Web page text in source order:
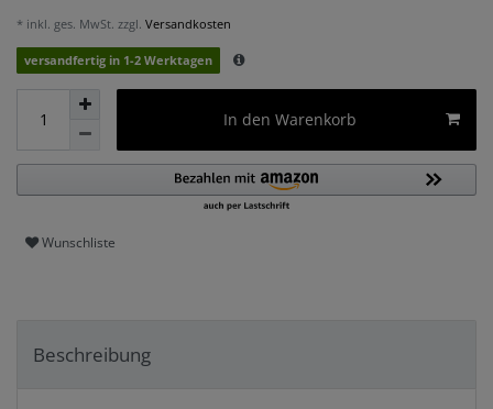
* inkl. ges. MwSt. zzgl. Versandkosten
versandfertig in 1-2 Werktagen
In den Warenkorb
Wunschliste
Beschreibung